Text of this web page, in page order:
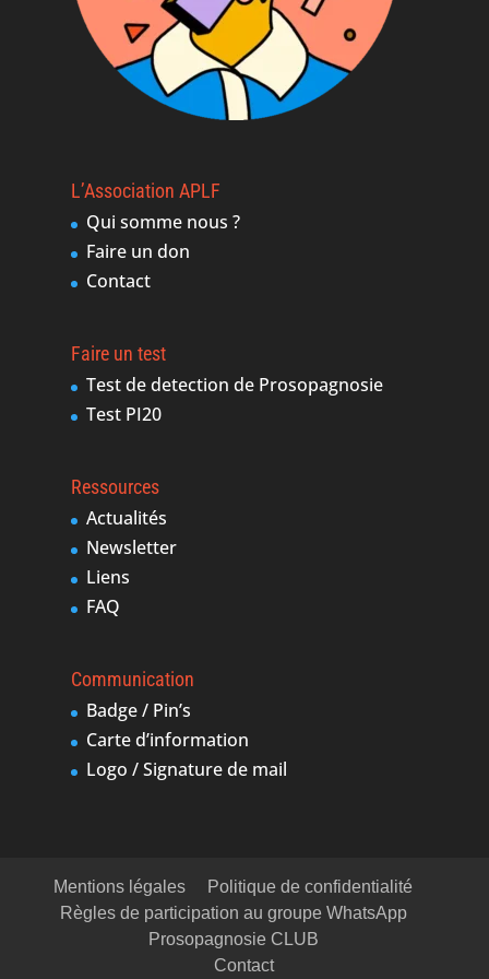
L’Association APLF
Qui somme nous ?
Faire un don
Contact
Faire un test
Test de detection de Prosopagnosie
Test PI20
Ressources
Actualités
Newsletter
Liens
FAQ
Communication
Badge / Pin’s
Carte d’information
Logo / Signature de mail
Mentions légales
Politique de confidentialité
Règles de participation au groupe WhatsApp
Prosopagnosie CLUB
Contact